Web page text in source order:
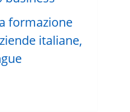
formazione
italiane,